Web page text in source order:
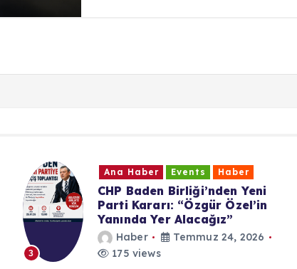
Ana Haber Events
UID Württemberg Yıl Sonu
Buluşması
Haber
Temmuz 19, 2026
199 views